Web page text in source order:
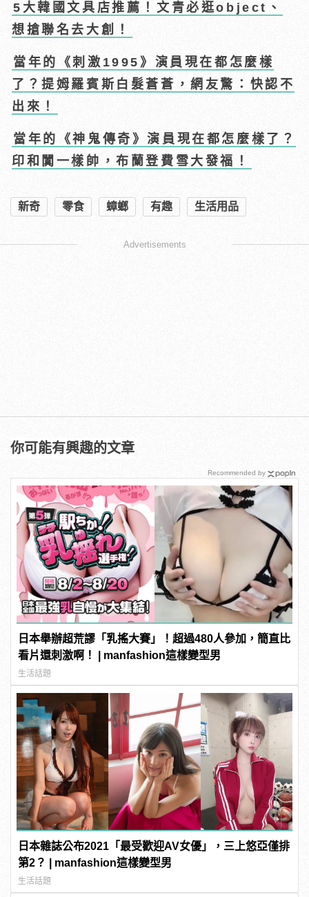
5大韓國文具店推薦！文青必逛object、
想搶聯名去大創！
當年的《刺激1995》演員現在都怎麼樣
了？提姆羅賓斯白髮蒼蒼，網友驚：快認不
出來！
當年的《神鬼傳奇》演員現在都怎麼樣了？
印和闐一樣帥，布蘭登費雪大發福！
新奇 零食 蟑螂 有趣 生活用品
Advertisements
你可能有興趣的文章
日本舉辦超荒謬「乳搖大賽」！超過480人參加，簡直比
看片還刺激啊！ | manfashion這樣變型男
生活話題
日本雜誌公布2021「最受歡迎AV女優」，三上悠亞僅排
第2？ | manfashion這樣變型男
生活話題
Recommended by